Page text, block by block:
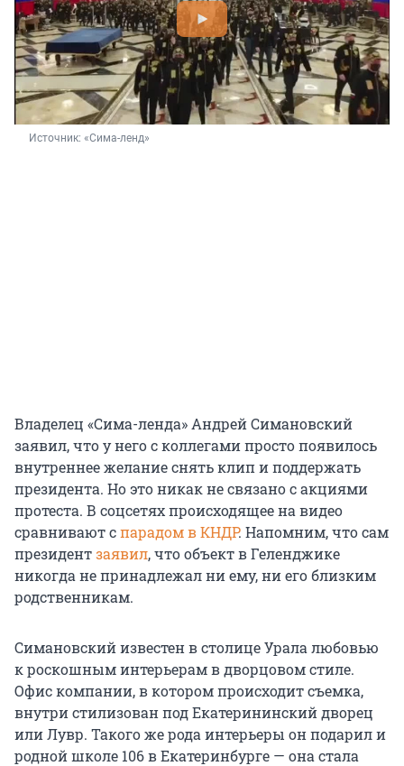
Источник: «Сима-ленд»
Владелец «Сима-ленда» Андрей Симановский
заявил, что у него с коллегами просто появилось
внутреннее желание снять клип и поддержать
президента. Но это никак не связано с акциями
протеста. В соцсетях происходящее на видео
сравнивают спарадом в КНДР. Напомним, что сам
президентзаявил, что объект в Геленджике
никогда не принадлежал ни ему, ни его близким
родственникам.
Симановский известен в столице Урала любовью
к роскошным интерьерам в дворцовом стиле.
Офис компании, в котором происходит съемка,
внутри стилизован под Екатерининский дворец
или Лувр. Такого же рода интерьеры он подарил и
родной школе 106 в Екатеринбурге — она стала